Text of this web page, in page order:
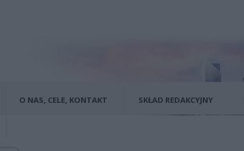
O NAS, CELE, KONTAKT SKŁAD REDAKCYJNY